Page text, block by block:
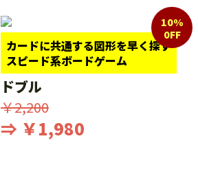
カードに共通する図形を早く探す
スピード系ボードゲーム
10%
0FF
ドブル
￥2,200
⇒ ￥1,980